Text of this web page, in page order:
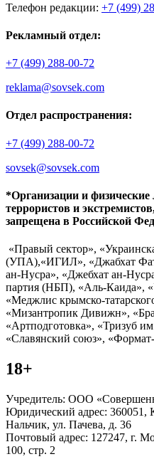
Телефон редакции: +7 (499)
Рекламный отдел:
+7 (499) 288-00-72
reklama@sovsek.com
Отдел распространения:
+7 (499) 288-00-72
sovsek@sovsek.com
*Организации и
террористов и
запрещена в Российской
«Правый сектор»,
(УПА),«ИГИЛ», «Джабхат
ан-Нусра», «Джебхат ан-
партия (НБП), «Аль-
«Меджлис крымско-
«Мизантропик Дивижн»,
«Артподготовка», «Тризуб
«Славянский союз»,
18+
Учредитель: ООО
Юридический адрес: 360051,
Нальчик, ул. Пачева, д. 36
Почтовый адрес: 127247, г.
100, стр. 2